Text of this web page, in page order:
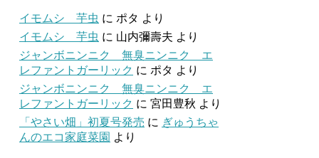
イモムシ 芋虫 に ポタ より
イモムシ 芋虫 に 山内彌壽夫 より
ジャンボニンニク 無臭ニンニク エ
レファントガーリック に ポタ より
ジャンボニンニク 無臭ニンニク エ
レファントガーリック に 宮田豊秋 より
「やさい畑」初夏号発売 に ぎゅうちゃ
んのエコ家庭菜園 より